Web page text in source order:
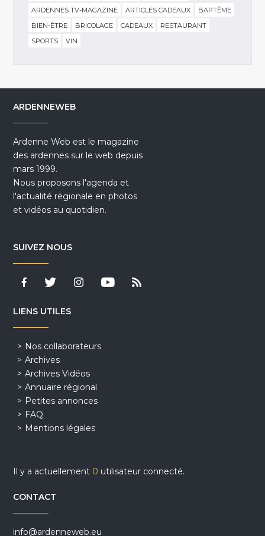
ARDENNES TV-MAGAZINE
ARTICLES CADEAUX
BAPTÊME
BIEN-ÊTRE
BRICOLAGE CADEAUX
RESTAURANT
SPORTS
VIN
ARDENNEWEB
Ardenne Web est le magazine
des ardennes sur le web depuis
mars 1999.
Nous proposons l'agenda et
l'actualité régionale en photos
et vidéos au quotidien.
SUIVEZ NOUS
LIENS UTILES
Nos collaborateurs
Archives
Archives Vidéos
Annuaire régional
Petites annonces
FAQ
Mentions légales
Il y a actuellement 0 utilisateur connecté.
CONTACT
info@ardenneweb.eu